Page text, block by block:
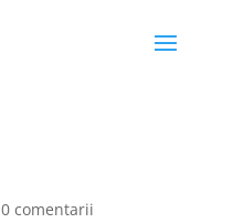
0 comentarii